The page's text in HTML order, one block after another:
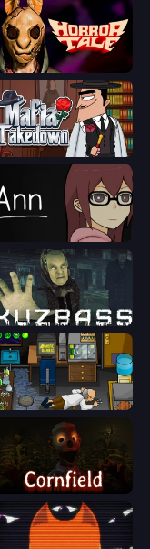
Horror Tale
Mafia Takedown
Kuzbass Horror
Foreign Creature
Cornfield